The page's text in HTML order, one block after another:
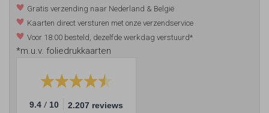
Gratis verzending naar Nederland & België
Kaarten direct versturen met onze verzendservice
Voor 18:00 besteld, dezelfde werkdag verstuurd*
*m.u.v. foliedrukkaarten
9.4 / 10 2.207 reviews